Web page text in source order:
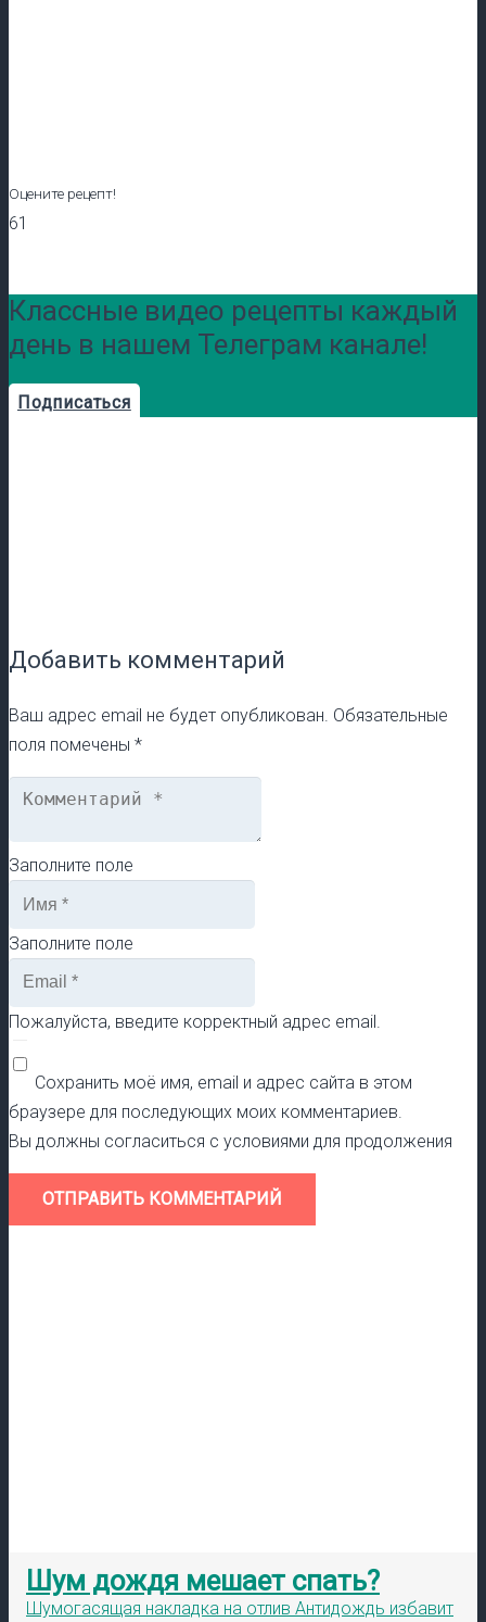
Оцените рецепт!
61
Классные видео рецепты каждый
день в нашем Телеграм канале!
Подписаться
Добавить комментарий
Ваш адрес email не будет опубликован. Обязательные
поля помечены *
Заполните поле
Заполните поле
Пожалуйста, введите корректный адрес email.
Сохранить моё имя, email и адрес сайта в этом
браузере для последующих моих комментариев.
Вы должны согласиться с условиями для продолжения
ОТПРАВИТЬ КОММЕНТАРИЙ
Шум дождя мешает спать?
Шумогасящая накладка на отлив Антидождь избавит